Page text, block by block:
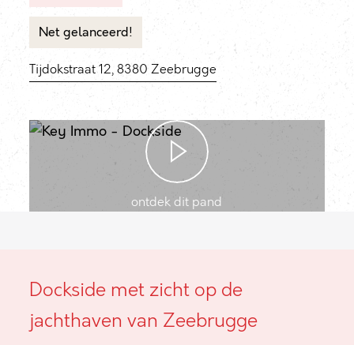
Net gelanceerd!
Tijdokstraat 12, 8380 Zeebrugge
ontdek dit pand
Dockside met zicht op de
jachthaven van Zeebrugge